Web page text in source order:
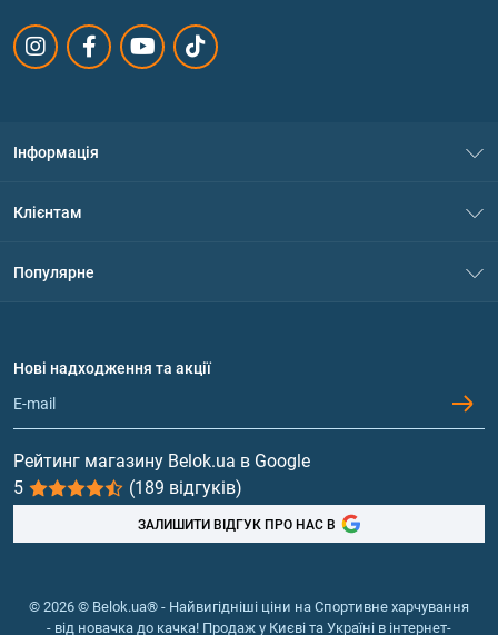
Інформація
Політика конфіденційності
Обмін та повернення
Клієнтам
Популярне
Протеїн
Гейнери
Вітаміни та мінерали
Риб'ячий жир, жирні кислоти
Нові надходження та акції
Рейтинг магазину Belok.ua в Google
5
(189 відгуків)
ЗАЛИШИТИ ВІДГУК ПРО НАС В
© 2026 © Belok.ua® - Найвигідніші ціни на Спортивне харчування
- від новачка до качка! Продаж у Києві та Україні в інтернет-